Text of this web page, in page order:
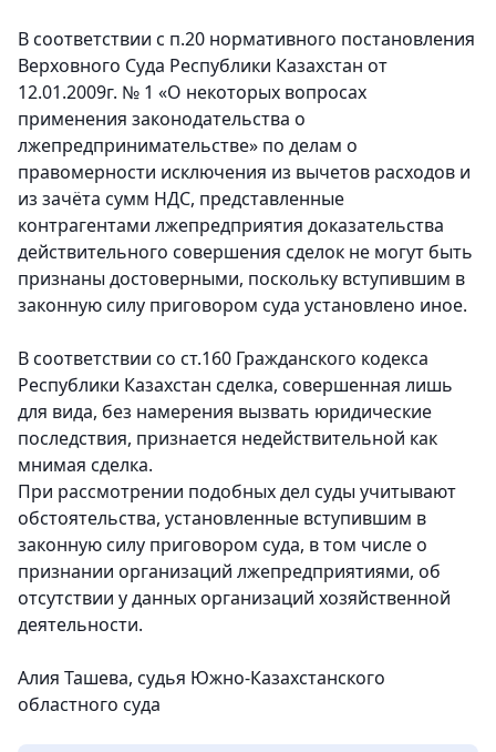
В соответствии с п.20 нормативного постановления
Верховного Суда Республики Казахстан от
12.01.2009г. № 1 «О некоторых вопросах
применения законодательства о
лжепредпринимательстве» по делам о
правомерности исключения из вычетов расходов и
из зачёта сумм НДС, представленные
контрагентами лжепредприятия доказательства
действительного совершения сделок не могут быть
признаны достоверными, поскольку вступившим в
законную силу приговором суда установлено иное.
В соответствии со ст.160 Гражданского кодекса
Республики Казахстан сделка, совершенная лишь
для вида, без намерения вызвать юридические
последствия, признается недействительной как
мнимая сделка.
При рассмотрении подобных дел суды учитывают
обстоятельства, установленные вступившим в
законную силу приговором суда, в том числе о
признании организаций лжепредприятиями, об
отсутствии у данных организаций хозяйственной
деятельности.
Алия Ташева, судья Южно-Казахстанского
областного суда